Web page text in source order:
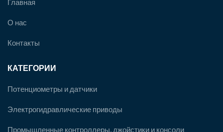
Главная
О нас
Контакты
КАТЕГОРИИ
Потенциометры и датчики
Электрогидравлические приводы
Промышленные контроллеры, джойстики и консоли